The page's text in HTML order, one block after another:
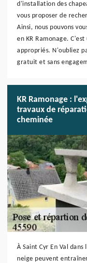
d'installation des
vous proposer de
Ainsi, nous pouvons
en KR Ramonage.
appropriés. N'oubliez
gratuit et sans
KR Ramonage :
travaux de
cheminée
À Saint Cyr En Val
neige peuvent